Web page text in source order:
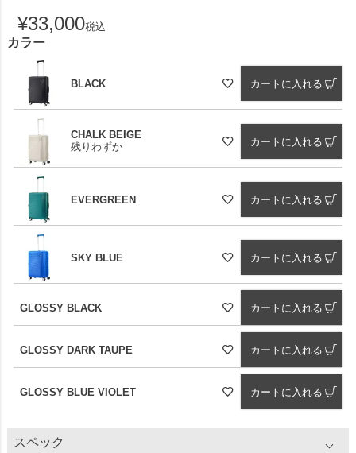
¥33,000税込
カラー
BLACK カートに入れる
CHALK BEIGE
残りわずか
カートに入れる
EVERGREEN カートに入れる
SKY BLUE カートに入れる
GLOSSY BLACK カートに入れる
GLOSSY DARK TAUPE カートに入れる
GLOSSY BLUE VIOLET カートに入れる
スペック